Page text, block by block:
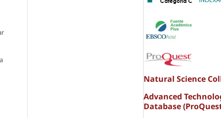
Natural Science
Advanced
Database